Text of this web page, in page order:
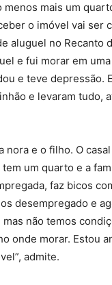
mais um
o imóvel vai ser
aluguel no Recanto
e fui morar em
e teve depressão.
e levaram tudo,
nora e o filho. O
um quarto e a
faz bicos
desempregado e
não temos
onde morar. Estou
admite.